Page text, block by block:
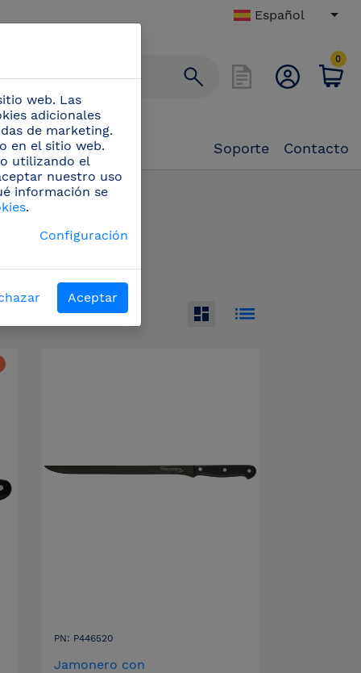
Español
0
Soporte Contacto
(7)
PN: P446520
Jamonero con
web. Las
adicionales
de marketing.
en el sitio web.
utilizando el
nuestro uso
información se
.
Configuración
Aceptar